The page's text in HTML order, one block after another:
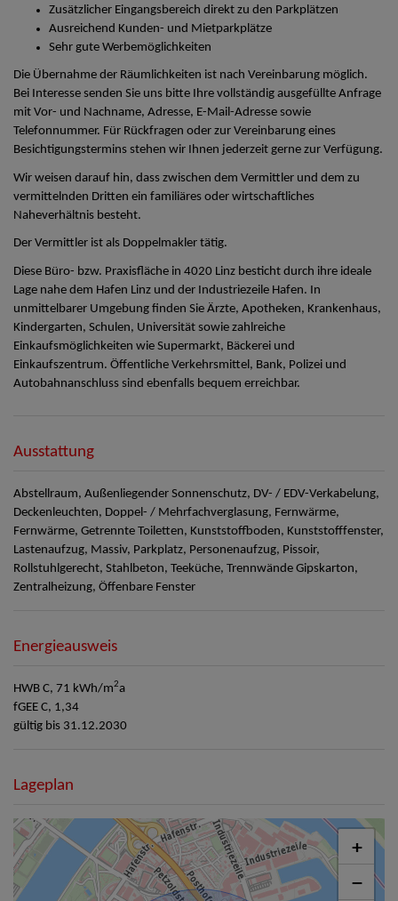
Zusätzlicher Eingangsbereich direkt zu den Parkplätzen
Ausreichend Kunden- und Mietparkplätze
Sehr gute Werbemöglichkeiten
Die Übernahme der Räumlichkeiten ist nach Vereinbarung möglich.
Bei Interesse senden Sie uns bitte Ihre vollständig ausgefüllte Anfrage
mit Vor- und Nachname, Adresse, E-Mail-Adresse sowie
Telefonnummer. Für Rückfragen oder zur Vereinbarung eines
Besichtigungstermins stehen wir Ihnen jederzeit gerne zur Verfügung.
Wir weisen darauf hin, dass zwischen dem Vermittler und dem zu
vermittelnden Dritten ein familiäres oder wirtschaftliches
Naheverhältnis besteht.
Der Vermittler ist als Doppelmakler tätig.
Diese Büro- bzw. Praxisfläche in 4020 Linz besticht durch ihre ideale
Lage nahe dem Hafen Linz und der Industriezeile Hafen. In
unmittelbarer Umgebung finden Sie Ärzte, Apotheken, Krankenhaus,
Kindergarten, Schulen, Universität sowie zahlreiche
Einkaufsmöglichkeiten wie Supermarkt, Bäckerei und
Einkaufszentrum. Öffentliche Verkehrsmittel, Bank, Polizei und
Autobahnanschluss sind ebenfalls bequem erreichbar.
Ausstattung
Abstellraum Außenliegender Sonnenschutz DV- / EDV-Verkabelung
Deckenleuchten Doppel- / Mehrfachverglasung Fernwärme
Fernwärme Getrennte Toiletten Kunststoffboden Kunststofffenster
Lastenaufzug Massiv Parkplatz Personenaufzug Pissoir
Rollstuhlgerecht Stahlbeton Teeküche Trennwände Gipskarton
Zentralheizung Öffenbare Fenster
Energieausweis
HWB C, 71 kWh/m2a
fGEE C, 1,34
gültig bis 31.12.2030
Lageplan
+
−